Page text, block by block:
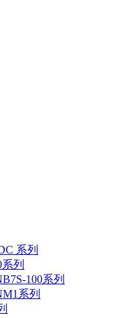
系列
列
100系列
系列